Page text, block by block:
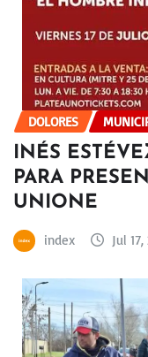
DOLORES
INÉS
PARA
UNIONE
index Jul